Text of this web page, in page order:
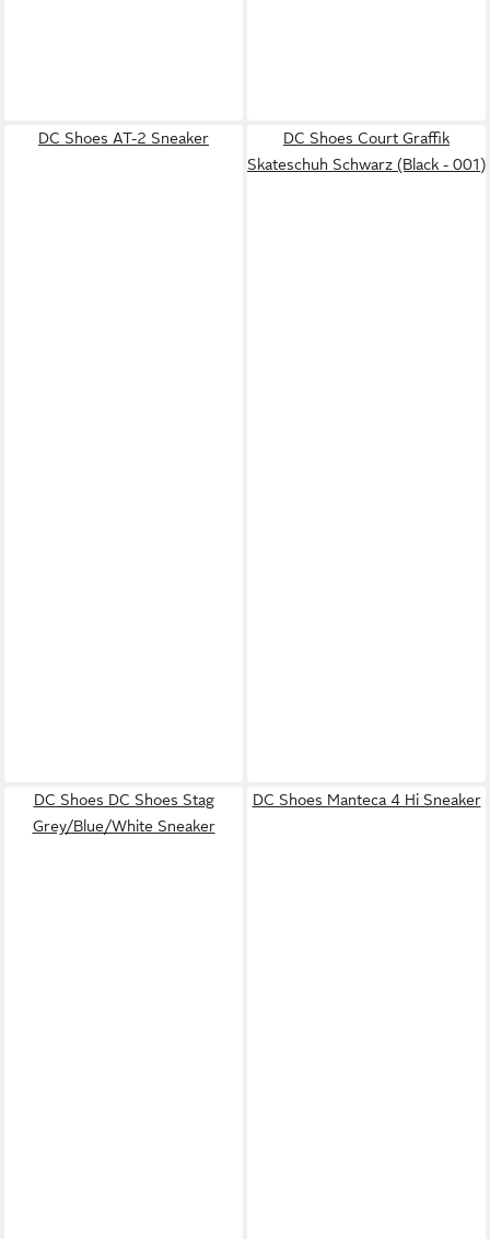
DC Shoes AT-2 Sneaker
DC Shoes Court Graffik
Skateschuh Schwarz (Black - 001)
DC Shoes DC Shoes Stag
Grey/Blue/White Sneaker
DC Shoes Manteca 4 Hi Sneaker